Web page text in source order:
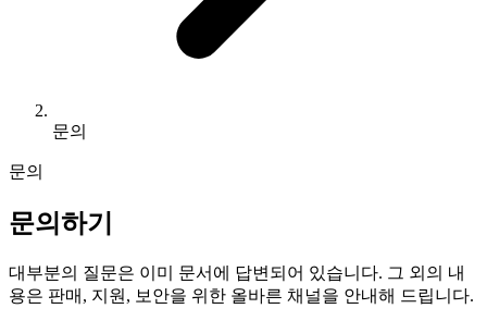
문의
문의
문의하기
대부분의 질문은 이미 문서에 답변되어 있습니다. 그 외의 내
용은 판매, 지원, 보안을 위한 올바른 채널을 안내해 드립니다.